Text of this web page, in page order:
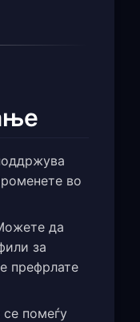
во
да
за
префрлате
се помеѓу